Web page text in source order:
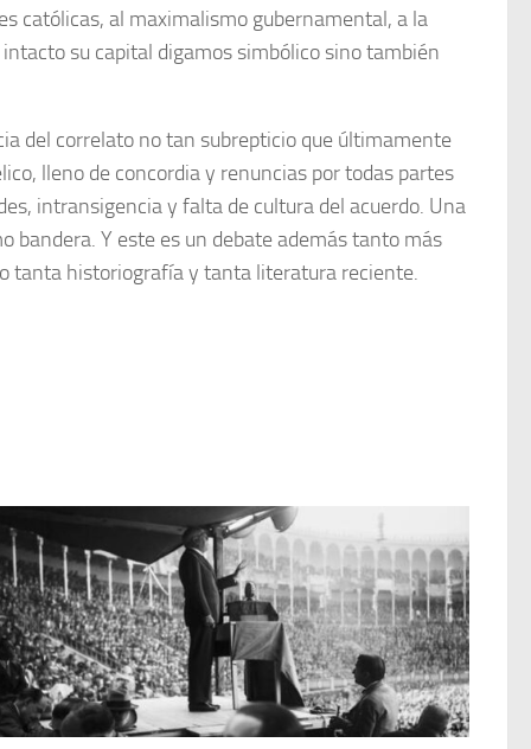
católicas, al maximalismo gubernamental, a la
su capital digamos simbólico sino también
del correlato no tan subrepticio que últimamente
lleno de concordia y renuncias por todas partes
intransigencia y falta de cultura del acuerdo. Una
bandera. Y este es un debate además tanto más
tanta historiografía y tanta literatura reciente.